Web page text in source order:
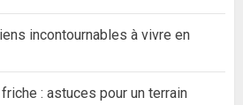
incontournables à vivre en
: astuces pour un terrain